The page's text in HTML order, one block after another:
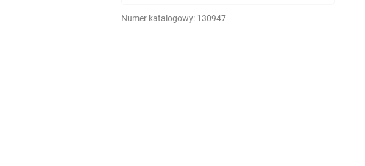
Numer katalogowy: 130947